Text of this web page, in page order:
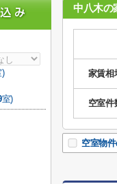
中八木の
家賃相
空室件
空室物
)
室)